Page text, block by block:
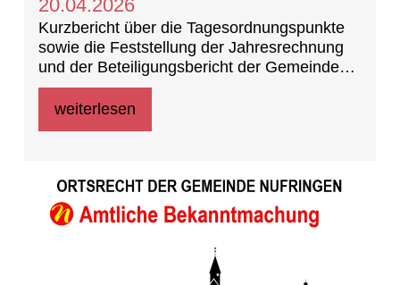
20.04.2026
Kurzbericht über die Tagesordnungspunkte
sowie die Feststellung der Jahresrechnung
und der Beteiligungsbericht der Gemeinde
Nufringen für das Haushaltsjahr 2023
weiterlesen